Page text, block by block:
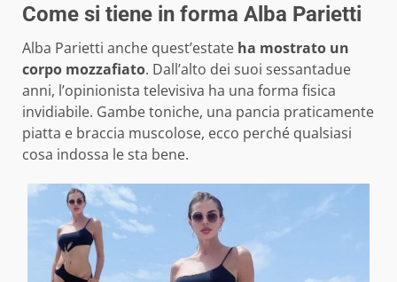
Come si tiene in forma Alba Parietti
Alba Parietti anche quest’estate ha mostrato un
corpo mozzafiato. Dall’alto dei suoi sessantadue
anni, l’opinionista televisiva ha una forma fisica
invidiabile. Gambe toniche, una pancia praticamente
piatta e braccia muscolose, ecco perché qualsiasi
cosa indossa le sta bene.